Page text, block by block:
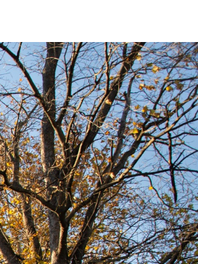
Civil Szervezetek
Hitélet
Széchenyi 2020
Pályázatok
További Pályázatok
Magyar Falu